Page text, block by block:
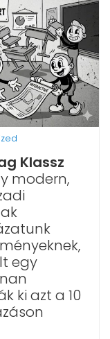
Klassz
modern,
egy
ki azt a 10